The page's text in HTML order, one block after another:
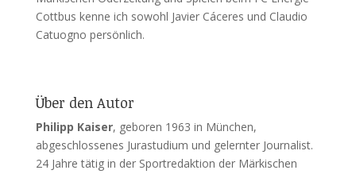
Cottbus kenne ich sowohl Javier Cáceres und Claudio
Catuogno persönlich.
Über den Autor
Philipp Kaiser, geboren 1963 in München,
abgeschlossenes Jurastudium und gelernter Journalist.
24 Jahre tätig in der Sportredaktion der Märkischen